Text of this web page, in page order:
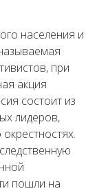
населения и
при
акция
состоит из
лидеров,
пошли на